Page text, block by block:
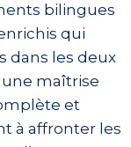
bilingues
qui
dans les deux
maîtrise
et
à affronter les